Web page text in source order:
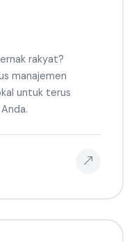
rakyat?
manajemen
untuk terus